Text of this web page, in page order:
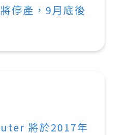
停產，9月底後
將於2017年